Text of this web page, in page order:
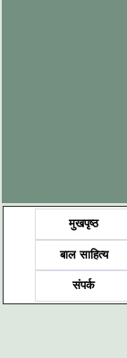
मुखपृष्ठ
बाल साहित्य
संपर्क